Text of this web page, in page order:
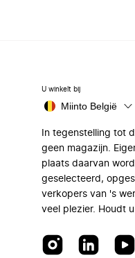
U winkelt bij
Miinto België
In tegenstelling tot
geen magazijn.
plaats daarvan
geselecteerd,
verkopers van 's
veel plezier. Houdt